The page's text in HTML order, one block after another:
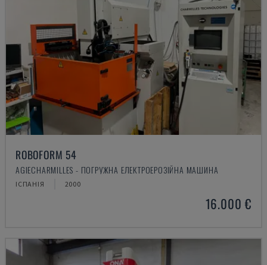
ROBOFORM 54
AGIECHARMILLES - ПОГРУЖНА ЕЛЕКТРОЕРОЗІЙНА МАШИНА
ІСПАНІЯ 2000
16.000 €